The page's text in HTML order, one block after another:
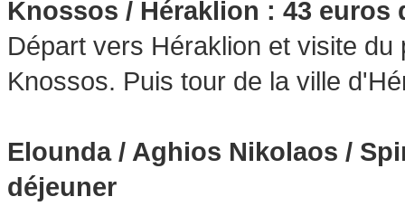
Knossos / Héraklion : 43 euros
Départ vers Héraklion et visite
Knossos. Puis tour de la ville
Elounda / Aghios Nikolaos /
déjeuner